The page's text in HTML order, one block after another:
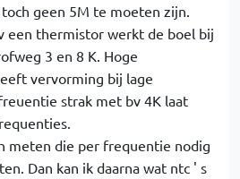
geen 5M te moeten zijn.
een thermistor werkt de boel bij
3 en 8 K. Hoge
vervorming bij lage
strak met bv 4K laat
meten die per frequentie nodig
Dan kan ik daarna wat ntc ' s